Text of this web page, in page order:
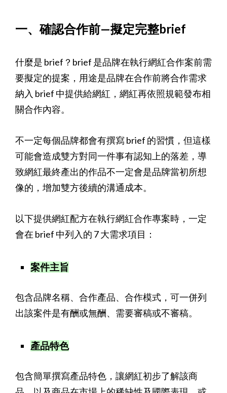
一、確認合作前—擬定完整brief
什麼是 brief？brief 是品牌在執行網紅合作案前需
要擬定的提案，用途是品牌在合作前將合作需求
納入 brief 中提供給網紅，網紅再依照規範發布相
關合作內容。
不一定每個品牌都會有撰寫 brief 的習慣，但這樣
可能會造成雙方對同一件事有認知上的落差，導
致網紅最終產出的作品不一定會是品牌當初所想
像的，增加雙方後續的溝通成本。
以下提供網紅配方在執行網紅合作專案時，一定
會在 brief 中列入的 7 大需求項目：
案件主旨
包含品牌名稱、合作產品、合作模式，可一併列
出該案件是有酬或無酬、需要審稿或不審稿。
產品特色
包含簡單撰寫產品特色，讓網紅初步了解該商